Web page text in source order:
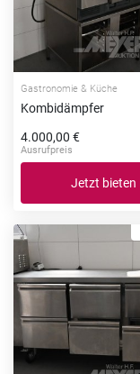
Gastronomie & Küche
Kombidämpfer
4.000,00 €
Ausrufpreis
Jetzt bieten